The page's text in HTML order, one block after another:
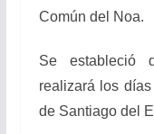
Común del Noa.
Se estableció
realizará los
de Santiago del